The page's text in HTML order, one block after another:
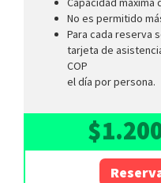
No es permitido
Para cada reserva
tarjeta de
COP
el día por persona.